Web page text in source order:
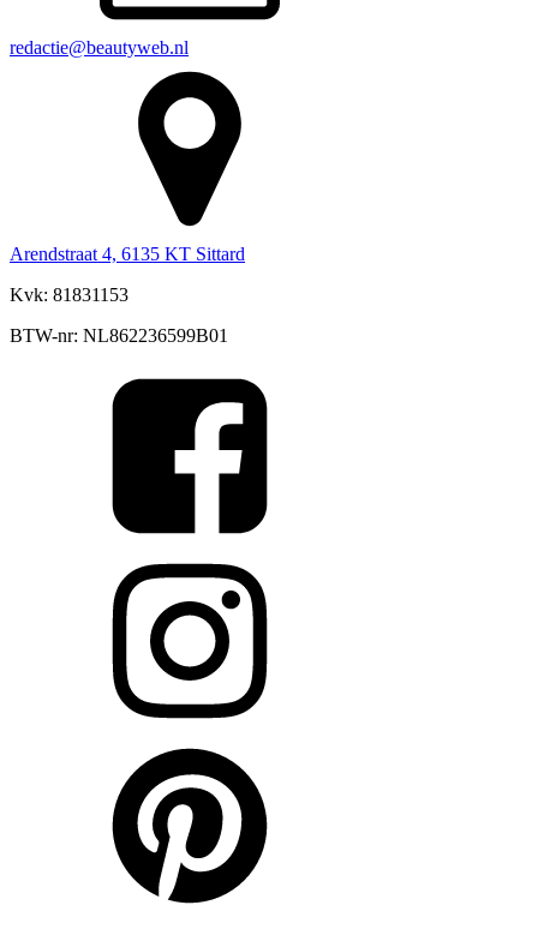
redactie@beautyweb.nl
Arendstraat 4, 6135 KT Sittard
Kvk: 81831153
BTW-nr: NL862236599B01